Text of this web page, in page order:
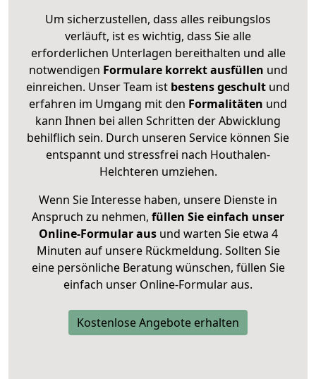
Um sicherzustellen, dass alles reibungslos
verläuft, ist es wichtig, dass Sie alle
erforderlichen Unterlagen bereithalten und alle
notwendigen Formulare korrekt ausfüllen und
einreichen. Unser Team ist bestens geschult und
erfahren im Umgang mit den Formalitäten und
kann Ihnen bei allen Schritten der Abwicklung
behilflich sein. Durch unseren Service können Sie
entspannt und stressfrei nach Houthalen-
Helchteren umziehen.
Wenn Sie Interesse haben, unsere Dienste in
Anspruch zu nehmen, füllen Sie einfach unser
Online-Formular ausund warten Sie etwa 4
Minuten auf unsere Rückmeldung. Sollten Sie
eine persönliche Beratung wünschen, füllen Sie
einfach unser Online-Formular aus.
Kostenlose Angebote erhalten